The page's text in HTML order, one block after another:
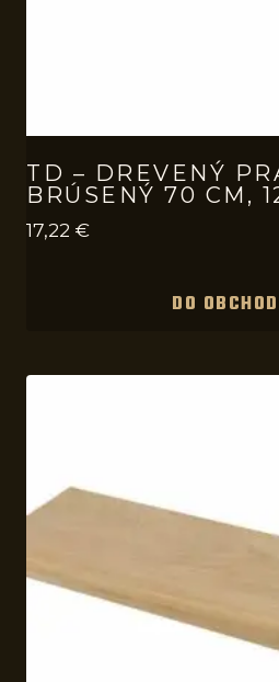
TD – DREVENÝ
BRÚSENÝ 70 CM,
17,22 €
DO